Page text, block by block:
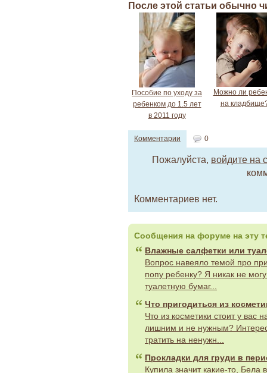
После этой статьи обычно
Пособие по уходу за
ребенком до 1.5 лет
в 2011 году
Можно ли
на
Комментарии 0
Пожалуйста, войдите на
Комментариев нет.
Сообщения на форуме на эту
Влажные салфетки или
Вопрос навеяло темой про
попу ребенку? Я никак не
туалетную бумаг...
Что пригодиться из
Что из косметики стоит у вас
лишним и не нужным?
тратить на ненужн...
Прокладки для груди в
Купила значит какие-то, Бела